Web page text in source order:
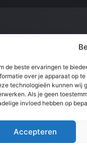
de beste ervaringen te
over je apparaat op
technologieën kunnen wij
Als je geen
invloed hebben op
Accepteren
Algemene
Ledenportaal